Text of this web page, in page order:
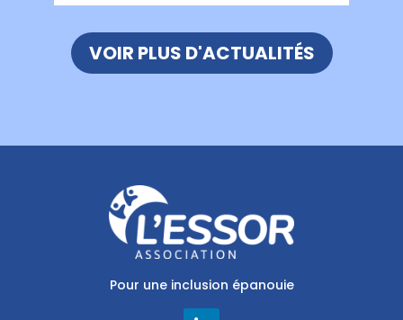
VOIR PLUS D'ACTUALITÉS
Pour une inclusion épanouie